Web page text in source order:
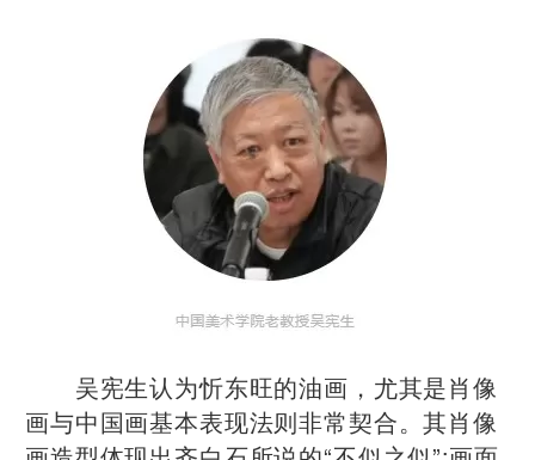
吴宪生认为忻东旺的油画，尤其是肖像
画与中国画基本表现法则非常契合。其肖像